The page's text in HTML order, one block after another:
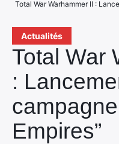
Actualités
Total War
:
campagne
Empires”
Total War Warhammer II :